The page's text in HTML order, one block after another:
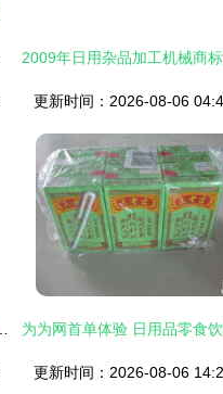
更新时间：2026-08-06
更新时间：2026-08-06